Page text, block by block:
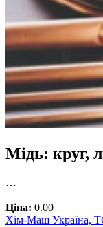
Мідь: круг,
…
Ціна: 0.00
Хім-Маш Україна,